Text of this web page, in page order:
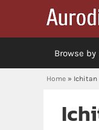
Browse by
Home » Ichitan